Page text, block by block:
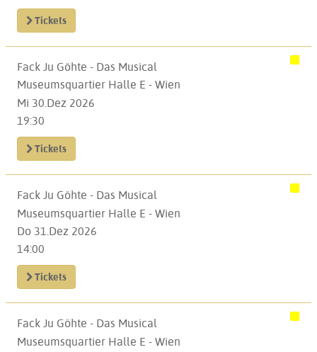
Tickets
Fack Ju Göhte - Das Musical
Museumsquartier Halle E - Wien
Mi 30.Dez 2026
19:30
Tickets
Fack Ju Göhte - Das Musical
Museumsquartier Halle E - Wien
Do 31.Dez 2026
14:00
Tickets
Fack Ju Göhte - Das Musical
Museumsquartier Halle E - Wien